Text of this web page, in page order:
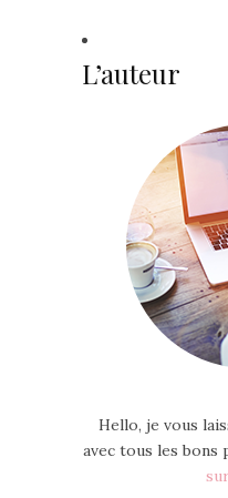
L’auteur
Hello, je vous
avec tous les bons